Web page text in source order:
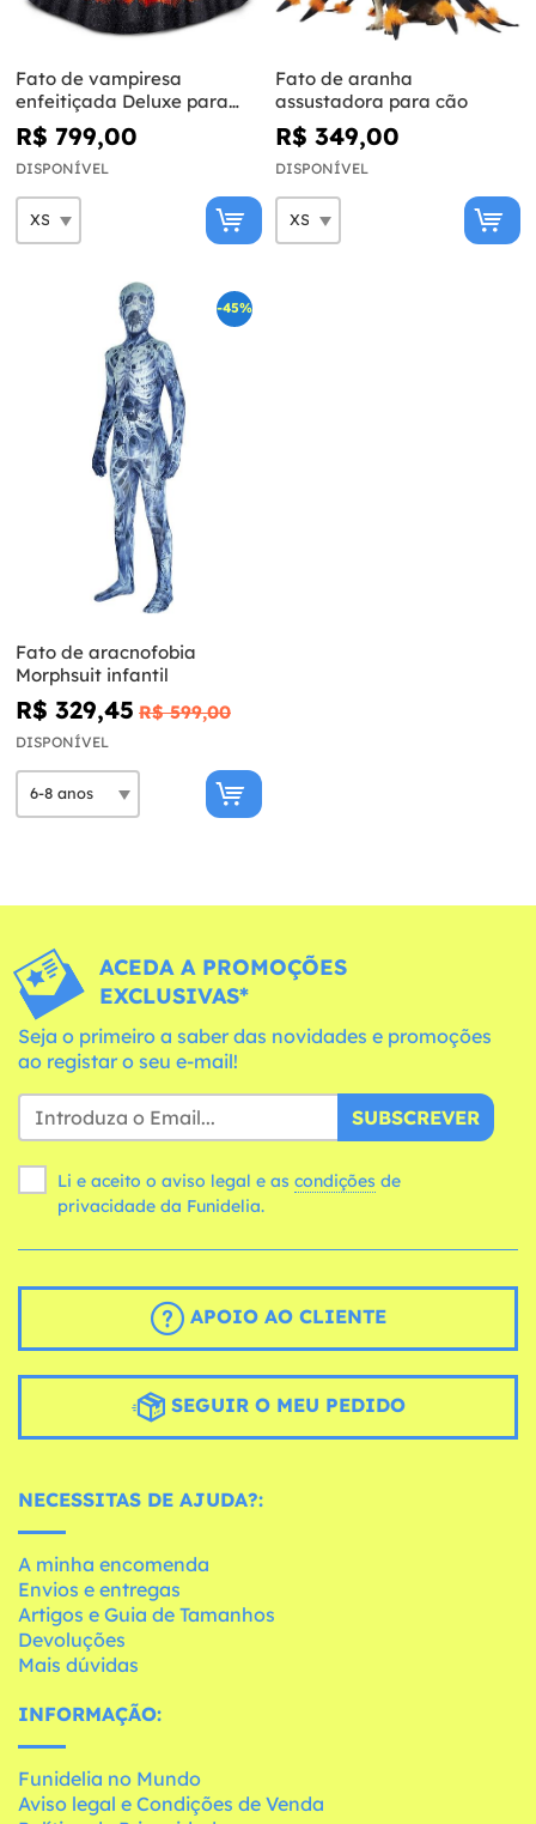
Fato de vampiresa
enfeitiçada Deluxe para
mulher
R$ 799,00
DISPONÍVEL
Fato de aranha
assustadora para cão
R$ 349,00
DISPONÍVEL
-45%
Fato de aracnofobia
Morphsuit infantil
R$ 329,45 R$ 599,00
DISPONÍVEL
ACEDA A PROMOÇÕES
EXCLUSIVAS*
Seja o primeiro a saber das novidades e promoções
ao registar o seu e-mail!
SUBSCREVER
Li e aceito o aviso legal e as condições
privacidade da Funidelia.
APOIO AO CLIENTE
SEGUIR O MEU PEDIDO
NECESSITAS DE AJUDA?:
A minha encomenda
Envios e entregas
Artigos e Guia de Tamanhos
Devoluções
Mais dúvidas
INFORMAÇÃO:
Funidelia no Mundo
Aviso legal e Condições de Venda